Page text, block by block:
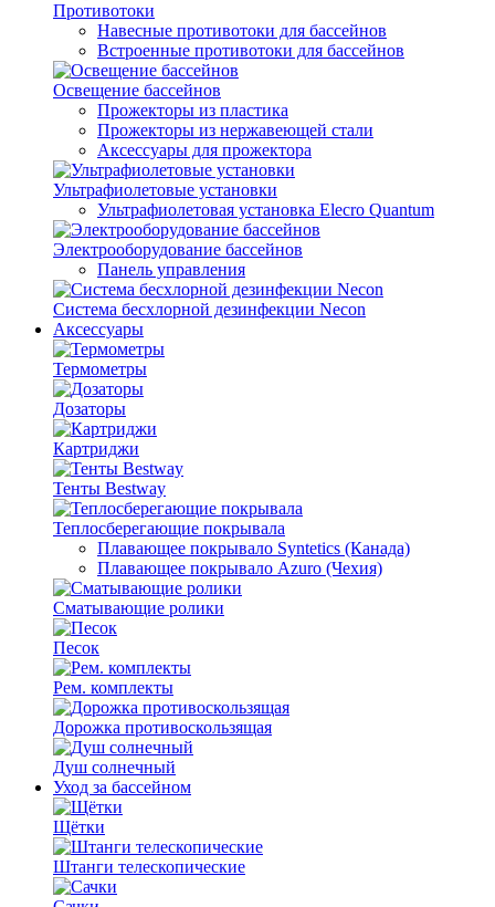
Противотоки
Навесные противотоки для бассейнов
Встроенные противотоки для бассейнов
Освещение бассейнов
Прожекторы из пластика
Прожекторы из нержавеющей стали
Аксессуары для прожектора
Ультрафиолетовые установки
Ультрафиолетовая установка Elecro Quantum
Электрооборудование бассейнов
Панель управления
Система бесхлорной дезинфекции Necon
Аксессуары
Термометры
Дозаторы
Картриджи
Тенты Bestway
Теплосберегающие покрывала
Плавающее покрывало Syntetics (Канада)
Плавающее покрывало Azuro (Чехия)
Сматывающие ролики
Песок
Рем. комплекты
Дорожка противоскользящая
Душ солнечный
Уход за бассейном
Щётки
Штанги телескопические